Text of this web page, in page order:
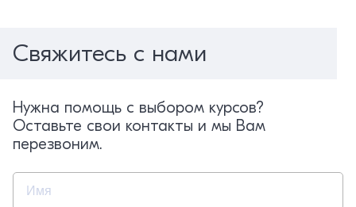
Свяжитесь с нами
Нужна помощь с выбором курсов?
Оставьте свои контакты и мы Вам
перезвоним.